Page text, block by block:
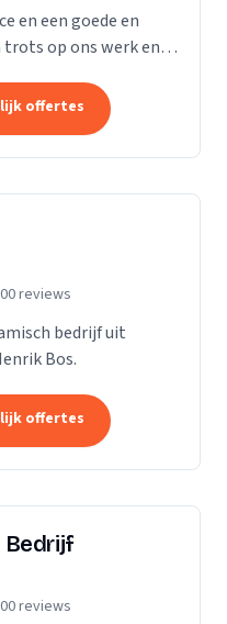
en een goede en
trots op ons werk en
belangrijk,...
offertes
reviews
bedrijf uit
Bos.
offertes
Bedrijf
reviews